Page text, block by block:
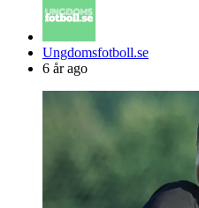
Posted
by
Ungdomsfotboll.se
6 år ago